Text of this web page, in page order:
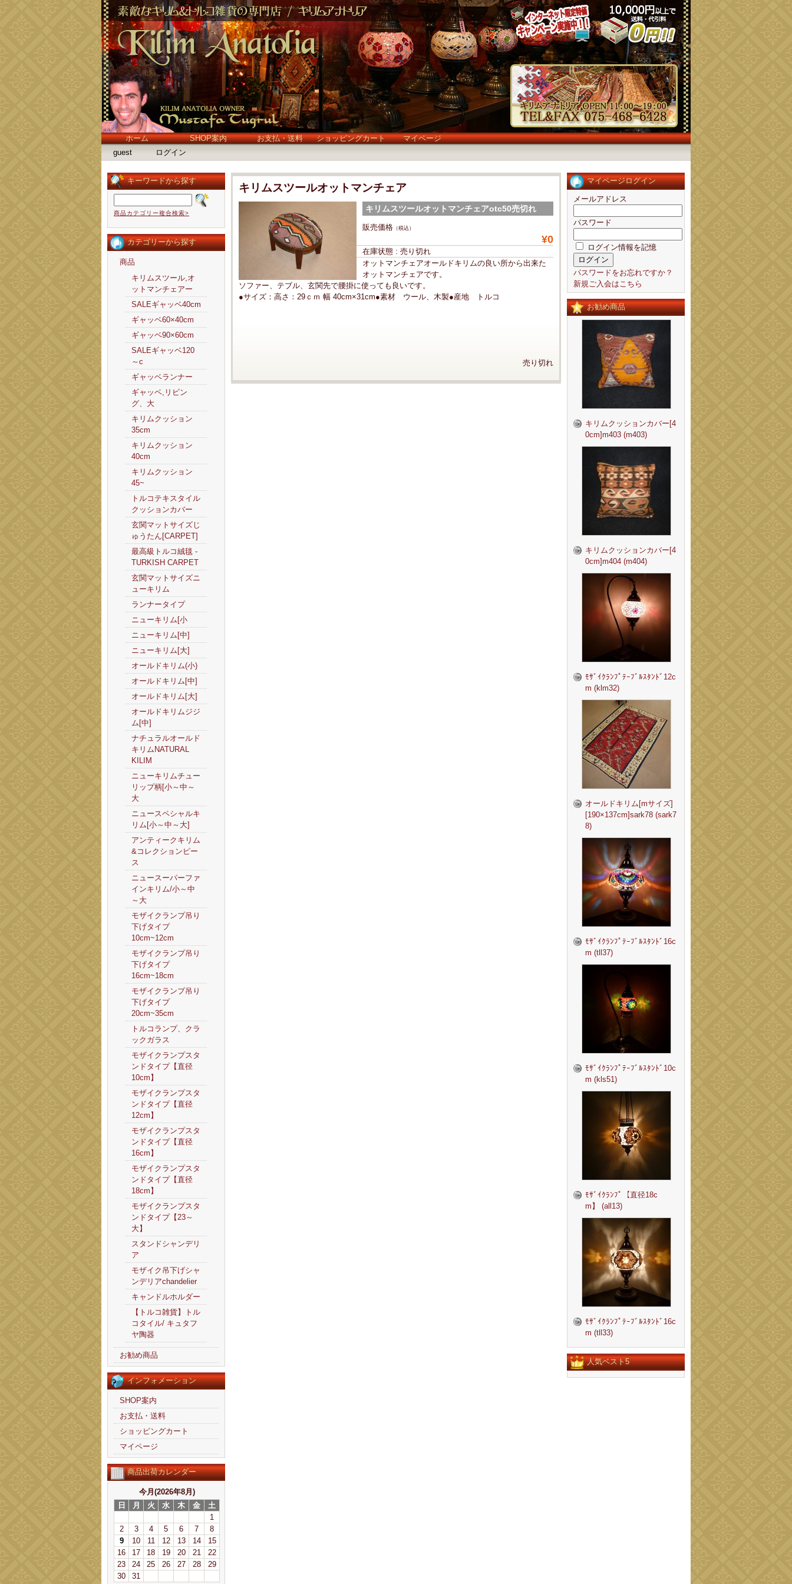
ホーム SHOP案内 お支払・送料 ショッピングカート
マイページ
guest
ログイン
キーワードから探す
商品カテゴリー複合検索>
カテゴリーから探す
商品
キリムスツール,オ
ットマンチェアー
SALEギャッベ40cm
ギャッベ60×40cm
ギャッベ90×60cm
SALEギャッベ120
～c
ギャッベランナー
ギャッベ,リビン
グ、大
キリムクッション
35cm
キリムクッション
40cm
キリムクッション
45~
トルコテキスタイル
クッションカバー
玄関マットサイズじ
ゅうたん[CARPET]
最高級トルコ絨毯 -
TURKISH CARPET
玄関マットサイズニ
ューキリム
ランナータイプ
ニューキリム[小
ニューキリム[中]
ニューキリム[大]
オールドキリム(小)
オールドキリム[中]
オールドキリム[大]
オールドキリムジジ
ム[中]
ナチュラルオールド
キリムNATURAL
KILIM
ニューキリムチュー
リップ柄[小～中～
大
ニュースペシャルキ
リム[小～中～大]
アンティークキリム
&コレクションピー
ス
ニュースーパーファ
インキリム/小～中
～大
モザイクランプ吊り
下げタイプ
10cm~12cm
モザイクランプ吊り
下げタイプ
16cm~18cm
モザイクランプ吊り
下げタイプ
20cm~35cm
トルコランプ、クラ
ックガラス
モザイクランプスタ
ンドタイプ【直径
10cm】
モザイクランプスタ
ンドタイプ【直径
12cm】
モザイクランプスタ
ンドタイプ【直径
16cm】
モザイクランプスタ
ンドタイプ【直径
18cm】
モザイクランプスタ
ンドタイプ【23～
大】
スタンドシャンデリ
ア
モザイク吊下げシャ
ンデリアchandelier
キャンドルホルダー
【トルコ雑貨】トル
コタイル/ キュタフ
ヤ陶器
お勧め商品
インフォメーション
SHOP案内
お支払・送料
ショッピングカート
マイページ
商品出荷カレンダー
今月(2026年8月)
日
月 火 水 木 金
土
1
2
3 4 5 6 7
8
9
10 11 12 13 14
15
16
17 18 19 20 21
22
23
24 25 26 27 28
29
30
31
マイページログイン
メールアドレス
パスワード
ログイン情報を記憶
パスワードをお忘れですか？
新規ご入会はこちら
お勧め商品
キリムクッションカバー[4
0cm]m403 (m403)
キリムクッションカバー[4
0cm]m404 (m404)
ﾓｻﾞｲｸﾗﾝﾌﾟﾃｰﾌﾞﾙｽﾀﾝﾄﾞ12c
m (klm32)
オールドキリム[mサイズ]
[190×137cm]sark78 (sark7
8)
ﾓｻﾞｲｸﾗﾝﾌﾟﾃｰﾌﾞﾙｽﾀﾝﾄﾞ16c
m (tll37)
ﾓｻﾞｲｸﾗﾝﾌﾟﾃｰﾌﾞﾙｽﾀﾝﾄﾞ10c
m (kls51)
ﾓｻﾞｲｸﾗﾝﾌﾟ【直径18c
m】 (all13)
ﾓｻﾞｲｸﾗﾝﾌﾟﾃｰﾌﾞﾙｽﾀﾝﾄﾞ16c
m (tll33)
人気ベスト5
キリムスツールオットマンチェア
キリムスツールオットマンチェアotc50売切れ
販売価格 （税込）
¥0
在庫状態 : 売り切れ
オットマンチェアオールドキリムの良い所から出来た
オットマンチェアです。
ソファー、テブル、玄関先で腰掛に使っても良いです。
●サイズ：高さ：29ｃｍ 幅 40cm×31cm●素材 ウール、木製●産地 トルコ
売り切れ